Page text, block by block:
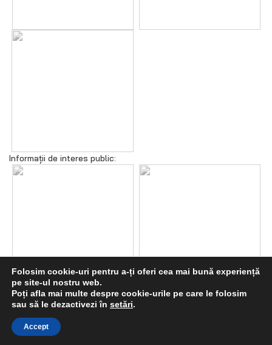
Informații de interes public:
Folosim cookie-uri pentru a-ți oferi cea mai bună experiență
pe site-ul nostru web.
Poți afla mai multe despre cookie-urile pe care le folosim
sau să le dezactivezi în setări.
Accept